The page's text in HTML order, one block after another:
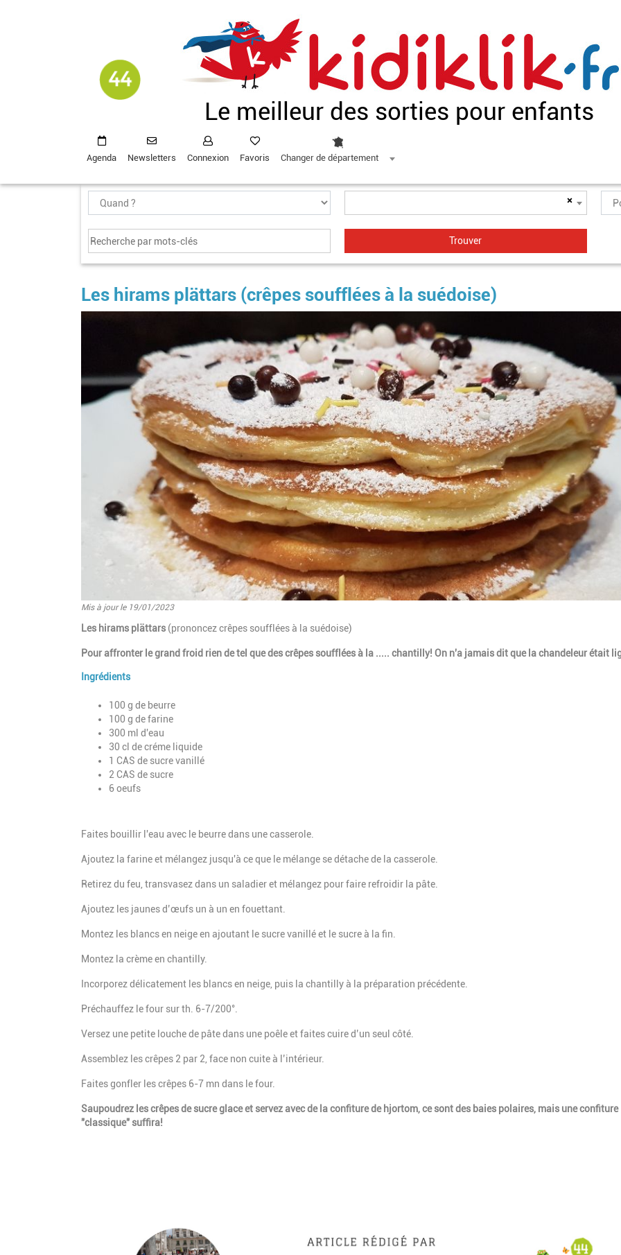
Le meilleur des sorties pour enfants
Agenda Newsletters Connexion Favoris Changer de département
×
Les hirams plättars (crêpes soufflées à la suédoise)
Mis à jour le 19/01/2023
Introduction
Les hirams plättars (prononcez crêpes soufflées à la suédoise)
Pour affronter le grand froid rien de tel que des crêpes soufflées à la ..... chantilly! On n'a jamais dit que la chandeleur était
Paragraphes
Ingrédients
Description100 g de beurre
100 g de farine
300 ml d'eau
30 cl de créme liquide
1 CAS de sucre vanillé
2 CAS de sucre
6 oeufs
Description
Faites bouillir l'eau avec le beurre dans une casserole.
Ajoutez la farine et mélangez jusqu'à ce que le mélange se détache de la casserole.
Retirez du feu, transvasez dans un saladier et mélangez pour faire refroidir la pâte.
Ajoutez les jaunes d’œufs un à un en fouettant.
Montez les blancs en neige en ajoutant le sucre vanillé et le sucre à la fin.
Montez la crème en chantilly.
Incorporez délicatement les blancs en neige, puis la chantilly à la préparation précédente.
Préchauffez le four sur th. 6-7/200°.
Versez une petite louche de pâte dans une poêle et faites cuire d’un seul côté.
Assemblez les crêpes 2 par 2, face non cuite à l’intérieur.
Faites gonfler les crêpes 6-7 mn dans le four.
Saupoudrez les crêpes de sucre glace et servez avec de la confiture de hjortom, ce sont des baies polaires, mais une confiture
"classique" suffira!